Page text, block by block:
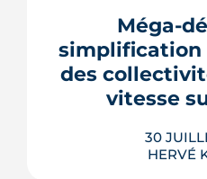
étudiants
des aides au
vigueur le 1er
note.
LIRE
Méga-
simplification
des
vitesse
30
HERVÉ